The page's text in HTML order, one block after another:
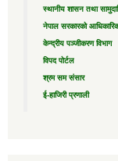
स्थानीय शासन तथा
नेपाल सरकारको
केन्द्रीय पञ्जीकरण विभाग
विपद पोर्टल
श्रम सम संसार
ई-हाजिरी प्रणाली